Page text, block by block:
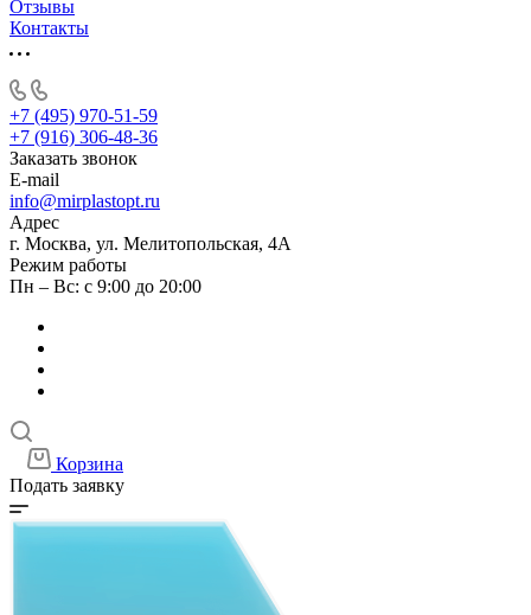
Отзывы
Контакты
+7 (495) 970-51-59
+7 (916) 306-48-36
Заказать звонок
E-mail
info@mirplastopt.ru
Адрес
г. Москва, ул. Мелитопольская, 4А
Режим работы
Пн – Вс: с 9:00 до 20:00
Корзина
Подать заявку